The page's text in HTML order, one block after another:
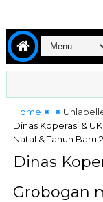
Home
Dinas Koperasi &
Natal & Tahun Baru
Dinas
Grobogan